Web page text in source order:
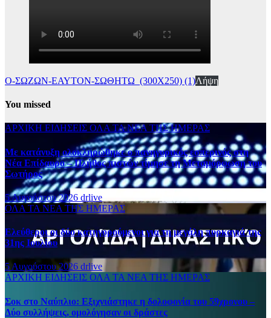
Ο-ΣΩΖΩΝ-ΕΑΥΤΟΝ-ΣΩΘΗΤΩ_(300Χ250) (1)Λήψη
You missed
ΑΡΧΙΚΗ ΕΙΔΗΣΕΙΣ ΟΛΑ ΤΑ ΝΕΑ ΤΗΣ ΗΜΕΡΑΣ
Με κατάνυξη ολοκληρώθηκε ο πανηγυρικός εσπερινός στη
Νέα Επίδαυρο – Πλήθος πιστών τίμησε τη Μεταμόρφωση του
Σωτήρος
5 Αυγούστου 2026 drlive
ΟΛΑ ΤΑ ΝΕΑ ΤΗΣ ΗΜΕΡΑΣ
Ελεύθεροι οι δύο κατηγορούμενοι για τη μεγάλη πυρκαγιά της
31ης Ιουλίου
5 Αυγούστου 2026 drlive
ΑΡΧΙΚΗ ΕΙΔΗΣΕΙΣ ΟΛΑ ΤΑ ΝΕΑ ΤΗΣ ΗΜΕΡΑΣ
Σοκ στο Ναύπλιο: Εξιχνιάστηκε η δολοφονία του 59χρονου –
Δύο συλλήψεις, ομολόγησαν οι δράστες